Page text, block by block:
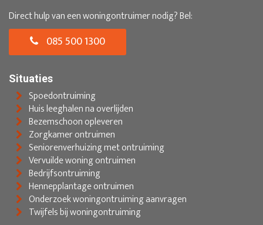
Direct hulp van een woningontruimer nodig? Bel:
085 500 1300
Situaties
Spoedontruiming
Huis leeghalen na overlijden
Bezemschoon opleveren
Zorgkamer ontruimen
Seniorenverhuizing met ontruiming
Vervuilde woning ontruimen
Bedrijfsontruiming
Hennepplantage ontruimen
Onderzoek woningontruiming aanvragen
Twijfels bij woningontruiming